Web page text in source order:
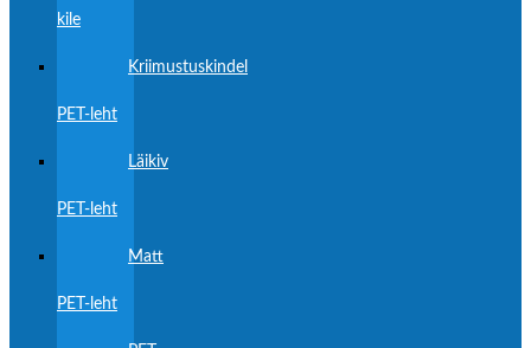
kile
Kriimustuskindel
PET-leht
Läikiv
PET-leht
Matt
PET-leht